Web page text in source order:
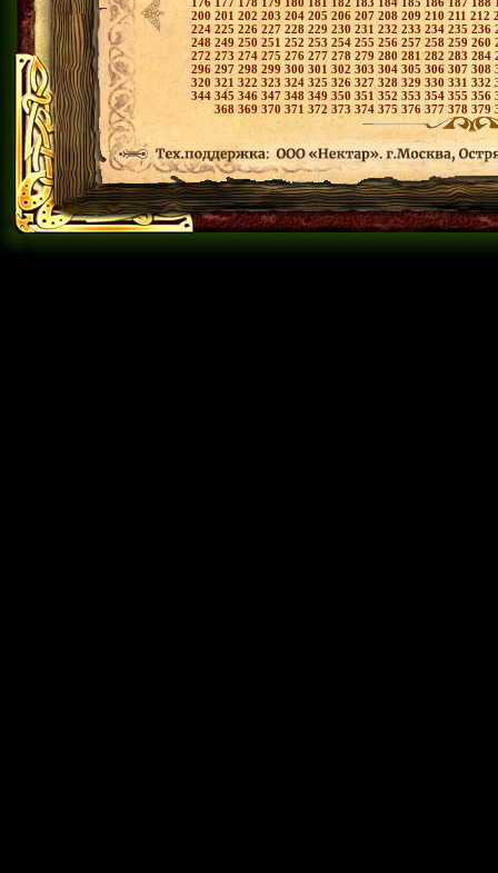
200 201 202 203 204 205 206 207 208 209 210 211 212
224 225 226 227 228 229 230 231 232 233 234 235 236
248 249 250 251 252 253 254 255 256 257 258 259 260
272 273 274 275 276 277 278 279 280 281282 283 284
296 297 298 299 300 301 302 303 304 305 306 307 308
320 321 322 323 324 325 326 327 328 329 330 331 332
344 345 346 347 348 349 350 351 352 353 354 355 356
368 369 370 371 372373 374 375 376 377 378 379